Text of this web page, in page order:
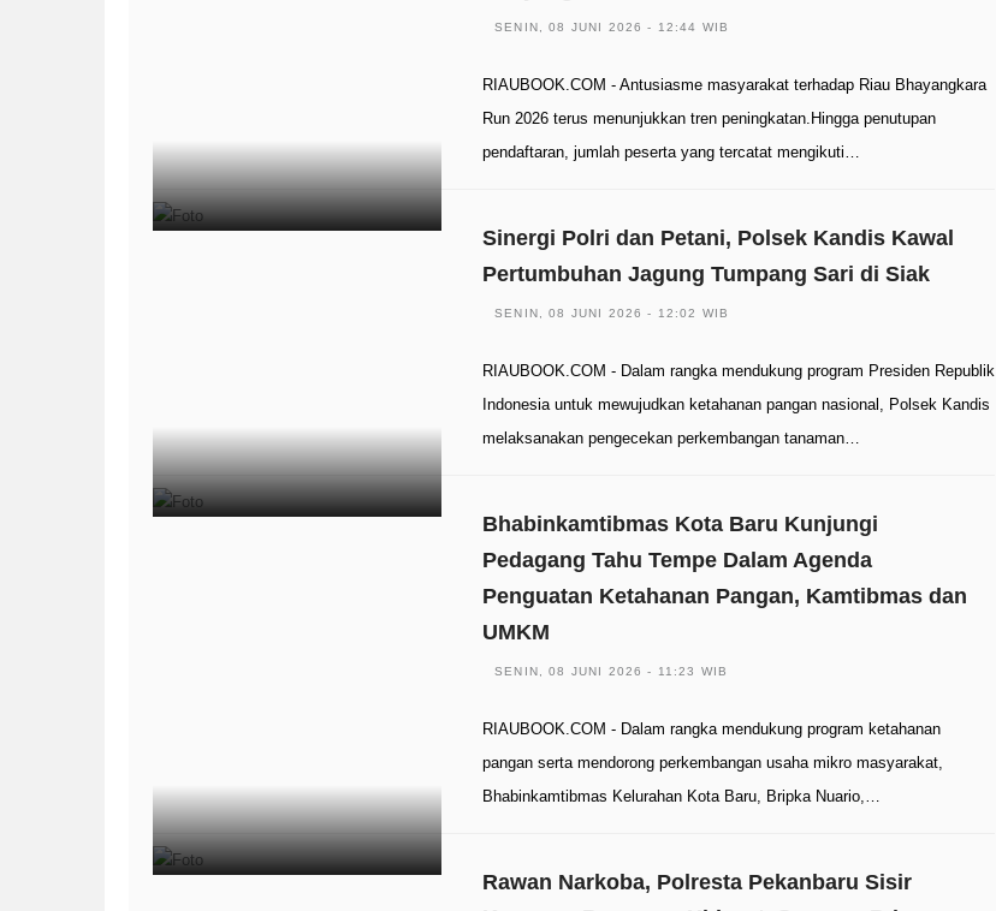
SENIN, 08 JUNI 2026 - 12:44 WIB
RIAUBOOK.COM - Antusiasme masyarakat terhadap Riau Bhayangkara
Run 2026 terus menunjukkan tren peningkatan.Hingga penutupan
pendaftaran, jumlah peserta yang tercatat mengikuti…
Sinergi Polri dan Petani, Polsek Kandis Kawal
Pertumbuhan Jagung Tumpang Sari di Siak
SENIN, 08 JUNI 2026 - 12:02 WIB
RIAUBOOK.COM - Dalam rangka mendukung program Presiden Republik
Indonesia untuk mewujudkan ketahanan pangan nasional, Polsek Kandis
melaksanakan pengecekan perkembangan tanaman…
Bhabinkamtibmas Kota Baru Kunjungi
Pedagang Tahu Tempe Dalam Agenda
Penguatan Ketahanan Pangan, Kamtibmas dan
UMKM
SENIN, 08 JUNI 2026 - 11:23 WIB
RIAUBOOK.COM - Dalam rangka mendukung program ketahanan
pangan serta mendorong perkembangan usaha mikro masyarakat,
Bhabinkamtibmas Kelurahan Kota Baru, Bripka Nuario,…
Rawan Narkoba, Polresta Pekanbaru Sisir